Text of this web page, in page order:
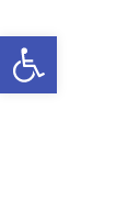
Ouvrir la barre d’outils